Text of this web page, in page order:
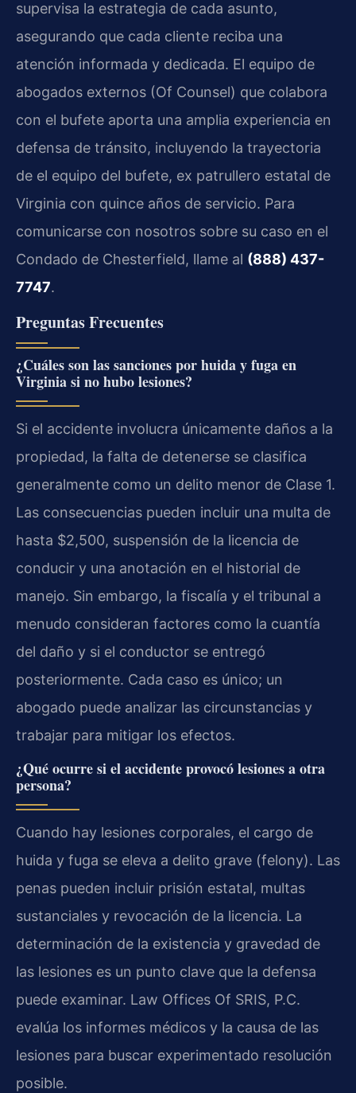
supervisa la estrategia de cada asunto,
asegurando que cada cliente reciba una
atención informada y dedicada. El equipo de
abogados externos (Of Counsel) que colabora
con el bufete aporta una amplia experiencia en
defensa de tránsito, incluyendo la trayectoria
de el equipo del bufete, ex patrullero estatal de
Virginia con quince años de servicio. Para
comunicarse con nosotros sobre su caso en el
Condado de Chesterfield, llame al (888) 437-
7747.
Preguntas Frecuentes
¿Cuáles son las sanciones por huida y fuga en
Virginia si no hubo lesiones?
Si el accidente involucra únicamente daños a la
propiedad, la falta de detenerse se clasifica
generalmente como un delito menor de Clase 1.
Las consecuencias pueden incluir una multa de
hasta $2,500, suspensión de la licencia de
conducir y una anotación en el historial de
manejo. Sin embargo, la fiscalía y el tribunal a
menudo consideran factores como la cuantía
del daño y si el conductor se entregó
posteriormente. Cada caso es único; un
abogado puede analizar las circunstancias y
trabajar para mitigar los efectos.
¿Qué ocurre si el accidente provocó lesiones a otra
persona?
Cuando hay lesiones corporales, el cargo de
huida y fuga se eleva a delito grave (felony). Las
penas pueden incluir prisión estatal, multas
sustanciales y revocación de la licencia. La
determinación de la existencia y gravedad de
las lesiones es un punto clave que la defensa
puede examinar. Law Offices Of SRIS, P.C.
evalúa los informes médicos y la causa de las
lesiones para buscar experimentado resolución
posible.